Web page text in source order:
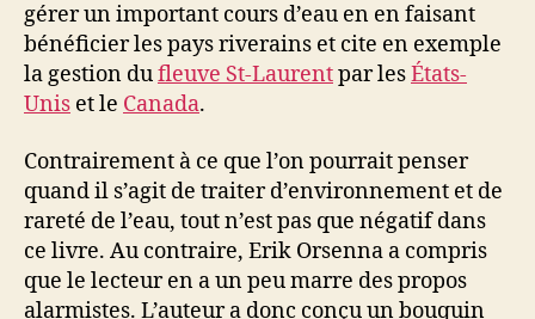
gérer un important cours d’eau en en faisant
bénéficier les pays riverains et cite en exemple
la gestion dufleuve St-Laurentpar lesÉtats-
Unis et le Canada.
Contrairement à ce que l’on pourrait penser
quand il s’agit de traiter d’environnement et de
rareté de l’eau, tout n’est pas que négatif dans
ce livre. Au contraire, Erik Orsenna a compris
que le lecteur en a un peu marre des propos
alarmistes. L’auteur a donc conçu un bouquin